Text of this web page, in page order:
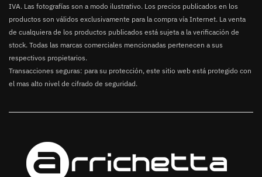
IVA. Las fotografías son a modo ilustrativo. Los precios publicados en los
productos son válidos exclusivamente para la compra vía Internet. La venta
de cualquiera de los productos publicados está sujeta a la verificación de
stock. Todas las marcas comerciales mencionadas pertenecen a sus
respectivos propietarios.
Transacciones seguras: para su protección, este sitio web está protegido con
el mas alto nivel de cifrado de seguridad.